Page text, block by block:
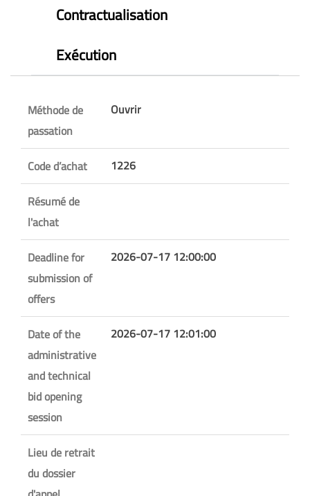
Contractualisation
Exécution
Méthode de
passation
Ouvrir
Code d’achat
1226
Résumé de
l'achat
Deadline for
submission of
offers
2026-07-17 12:00:00
Date of the
administrative
and technical
bid opening
session
2026-07-17 12:01:00
Lieu de retrait
du dossier